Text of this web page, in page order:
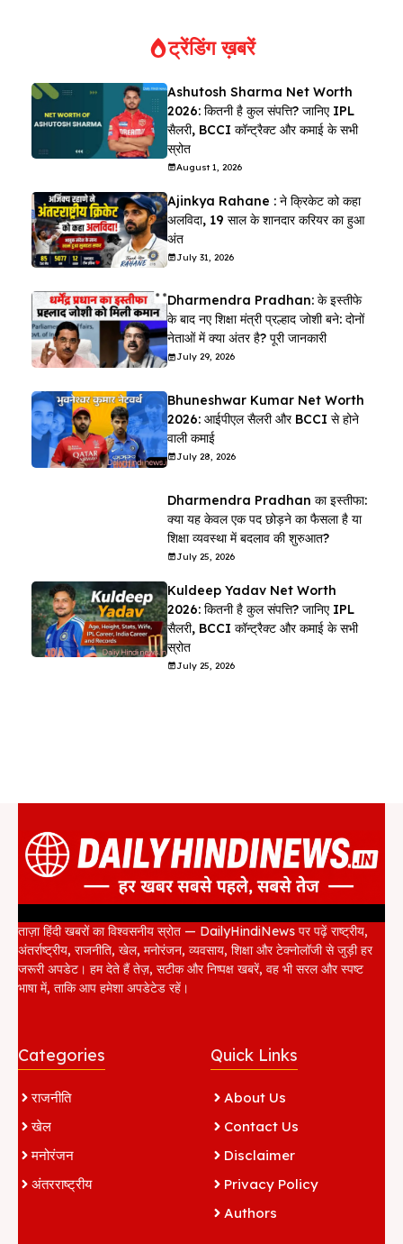
ट्रेंडिंग ख़बरें
Ashutosh Sharma Net Worth
2026: कितनी है कुल संपत्ति? जानिए IPL
सैलरी, BCCI कॉन्ट्रैक्ट और कमाई के सभी
स्रोत
August 1, 2026
Ajinkya Rahane : ने क्रिकेट को कहा
अलविदा, 19 साल के शानदार करियर का हुआ
अंत
July 31, 2026
Dharmendra Pradhan: के इस्तीफे
के बाद नए शिक्षा मंत्री प्रल्हाद जोशी बने: दोनों
नेताओं में क्या अंतर है? पूरी जानकारी
July 29, 2026
Bhuneshwar Kumar Net Worth
2026: आईपीएल सैलरी और BCCI से होने
वाली कमाई
July 28, 2026
Dharmendra Pradhan का इस्तीफा:
क्या यह केवल एक पद छोड़ने का फैसला है या
शिक्षा व्यवस्था में बदलाव की शुरुआत?
July 25, 2026
Kuldeep Yadav Net Worth
2026: कितनी है कुल संपत्ति? जानिए IPL
सैलरी, BCCI कॉन्ट्रैक्ट और कमाई के सभी
स्रोत
July 25, 2026
ताज़ा हिंदी खबरों का विश्वसनीय स्रोत — DailyHindiNews पर पढ़ें राष्ट्रीय,
अंतर्राष्ट्रीय, राजनीति, खेल, मनोरंजन, व्यवसाय, शिक्षा और टेक्नोलॉजी से जुड़ी हर
जरूरी अपडेट। हम देते हैं तेज़, सटीक और निष्पक्ष खबरें, वह भी सरल और स्पष्ट
भाषा में, ताकि आप हमेशा अपडेटेड रहें।
Categories
राजनीति
खेल
मनोरंजन
अंतरराष्ट्रीय
Quick Links
About Us
Contact Us
Disclaimer
Privacy Policy
Authors